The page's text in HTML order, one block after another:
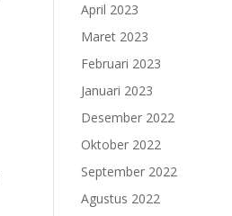
April 2023
Maret 2023
Februari 2023
Januari 2023
Desember 2022
Oktober 2022
September 2022
Agustus 2022